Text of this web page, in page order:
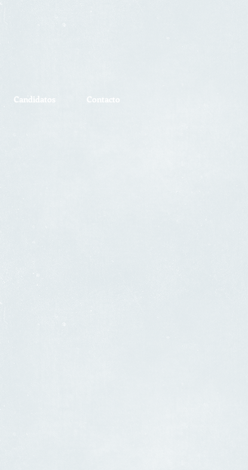
Candidatos Contacto